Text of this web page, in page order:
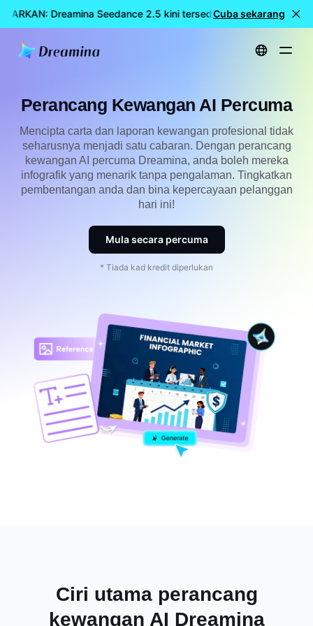
Dreamina Seedance 2.5 kini tersedia 🎉 Model
Cuba sekarang
Utama Cipta Perancang Kewangan AI Percuma
Perancang Kewangan AI Percuma
Mencipta carta dan laporan kewangan profesional tidak
seharusnya menjadi satu cabaran. Dengan perancang
kewangan AI percuma Dreamina, anda boleh mereka
infografik yang menarik tanpa pengalaman. Tingkatkan
pembentangan anda dan bina kepercayaan pelanggan
hari ini!
Mula secara percuma
* Tiada kad kredit diperlukan
Ciri utama perancang
kewangan AI Dreamina